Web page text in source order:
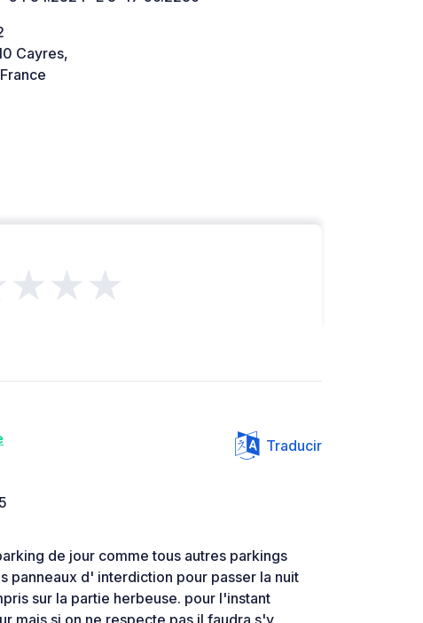
Cayres,
France
Traducir
de jour comme tous autres parkings
panneaux d' interdiction pour passer la nuit
sur la partie herbeuse. pour l'instant